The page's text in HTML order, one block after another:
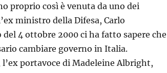
proprio così è venuta da uno dei
ministro della Difesa, Carlo
4 ottobre 2000 ci ha fatto sapere
cambiare governo in Italia.
portavoce di Madeleine Albright,